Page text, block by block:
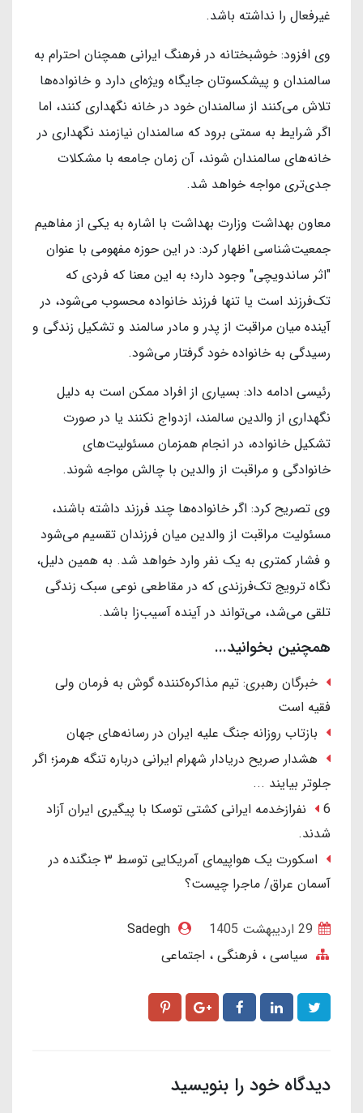
غیر‌فعال را نداشته باشد.
وی افزود: خوشبختانه در فرهنگ ایرانی همچنان احترام به
سالمندان و پیشکسوتان جایگاه ویژه‌ای دارد و خانواده‌ها
تلاش می‌کنند از سالمندان خود در خانه نگهداری کنند، اما
اگر شرایط به سمتی برود که سالمندان نیازمند نگهداری در
خانه‌های سالمندان شوند، آن زمان جامعه با مشکلات
جدی‌تری مواجه خواهد شد.
معاون بهداشت وزارت بهداشت با اشاره به یکی از مفاهیم
جمعیت‌شناسی اظهار کرد: در این حوزه مفهومی با عنوان
"اثر ساندویچی" وجود دارد؛ به این معنا که فردی که
تک‌فرزند است یا تنها فرزند خانواده محسوب می‌شود، در
آینده میان مراقبت از پدر و مادر سالمند و تشکیل زندگی و
رسیدگی به خانواده خود گرفتار می‌شود.
رئیسی ادامه داد: بسیاری از افراد ممکن است به دلیل
نگهداری از والدین سالمند، ازدواج نکنند یا در صورت
تشکیل خانواده، در انجام همزمان مسئولیت‌های
خانوادگی و مراقبت از والدین با چالش مواجه شوند.
وی تصریح کرد: اگر خانواده‌ها چند فرزند داشته باشند،
مسئولیت مراقبت از والدین میان فرزندان تقسیم می‌شود
و فشار کمتری به یک نفر وارد خواهد شد. به همین دلیل،
نگاه ترویج تک‌فرزندی که در مقاطعی نوعی سبک زندگی
تلقی می‌شد، می‌تواند در آینده آسیب‌زا باشد.
همچنین بخوانید...
خبرگان رهبری: تیم مذاکره‌کننده گوش به فرمان ولی
فقیه است
بازتاب روزانه جنگ علیه ایران در رسانه‌های جهان
هشدار صریح دریادار شهرام ایرانی درباره تنگه هرمز؛ اگر
جلوتر بیایند ...
6 نفرازخدمه ایرانی کشتی توسکا با پیگیری ایران آزاد
شدند.
اسکورت یک هواپیمای آمریکایی توسط ۳ جنگنده در
آسمان عراق/ ماجرا چیست؟
Sadegh
سیاسی ، فرهنگی ، اجتماعی
دیدگاه خود را بنویسید